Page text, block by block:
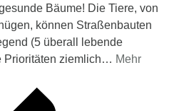
Bäume! Die Tiere, von
können Straßenbauten
(5 überall lebende
Prioritäten ziemlich… Mehr